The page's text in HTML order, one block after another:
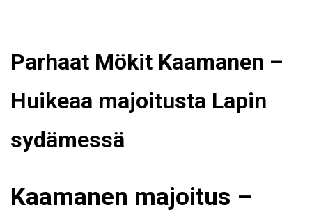
Parhaat Mökit Kaamanen –
Huikeaa majoitusta Lapin
sydämessä
Kaamanen majoitus –